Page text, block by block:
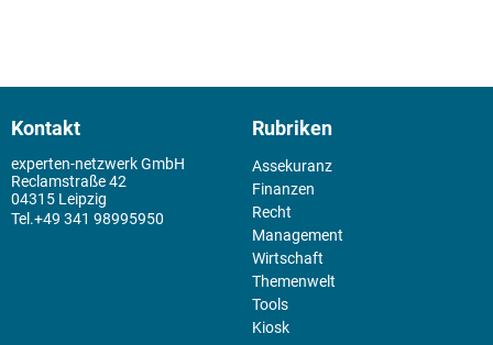
Kontakt
experten-netzwerk GmbH
Reclamstraße 42
04315 Leipzig
+49 341 98995950
Rubriken
Assekuranz
Finanzen
Recht
Management
Wirtschaft
Themenwelt
Tools
Kiosk